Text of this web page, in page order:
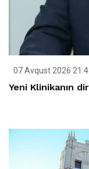
07 Avqust 2026
Yeni Klinikanın